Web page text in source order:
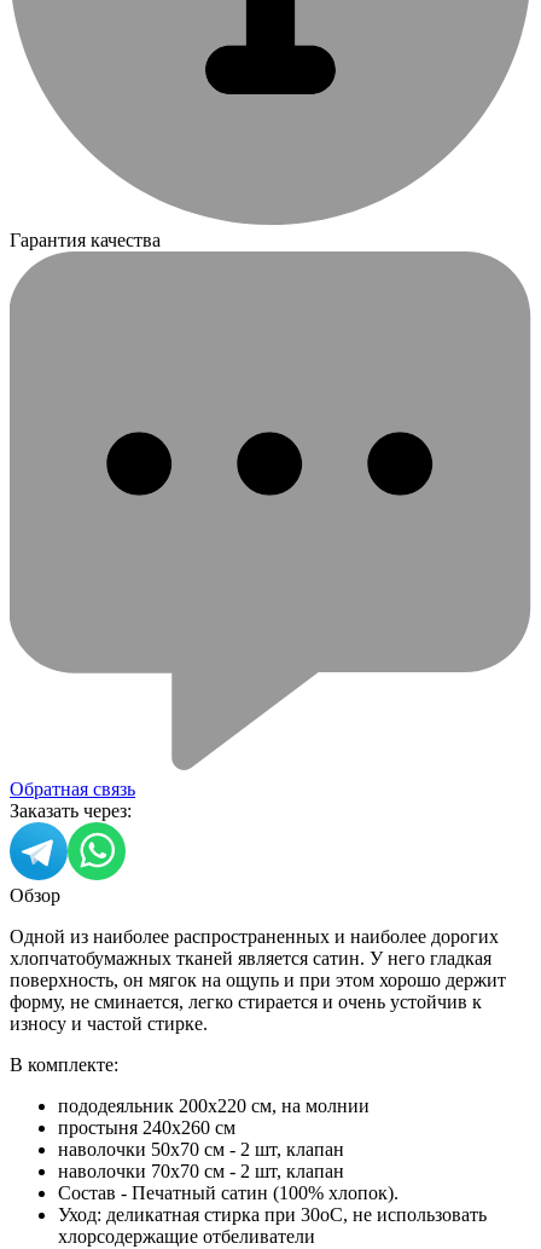
Гарантия качества
Обратная связь
Заказать через:
Обзор
Одной из наиболее распространенных и наиболее дорогих
хлопчатобумажных тканей является сатин. У него гладкая
поверхность, он мягок на ощупь и при этом хорошо держит
форму, не сминается, легко стирается и очень устойчив к
износу и частой стирке.
В комплекте:
пододеяльник 200х220 см, на молнии
простыня 240х260 см
наволочки 50х70 см - 2 шт, клапан
наволочки 70х70 см - 2 шт, клапан
Состав - Печатный сатин (100% хлопок).
Уход: деликатная стирка при 30оС, не использовать
хлорсодержащие отбеливатели